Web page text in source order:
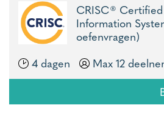
CRISC®
Information
oefenvragen)
4 dagen
Max 12